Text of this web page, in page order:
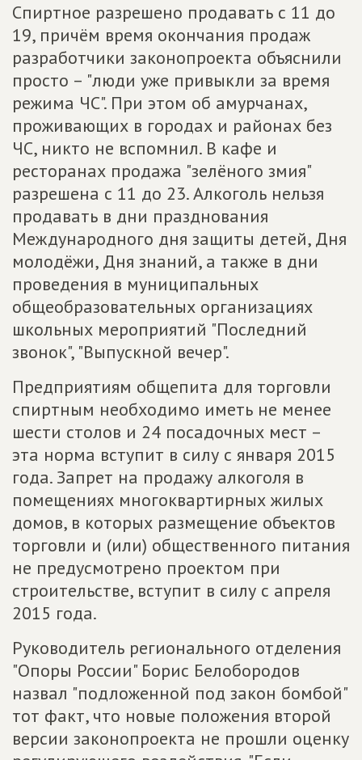
Спиртное разрешено продавать с 11 до
19, причём время окончания продаж
разработчики законопроекта объяснили
просто – "люди уже привыкли за время
режима ЧС". При этом об амурчанах,
проживающих в городах и районах без
ЧС, никто не вспомнил. В кафе и
ресторанах продажа "зелёного змия"
разрешена с 11 до 23. Алкоголь нельзя
продавать в дни празднования
Международного дня защиты детей, Дня
молодёжи, Дня знаний, а также в дни
проведения в муниципальных
общеобразовательных организациях
школьных мероприятий "Последний
звонок", "Выпускной вечер".
Предприятиям общепита для торговли
спиртным необходимо иметь не менее
шести столов и 24 посадочных мест –
эта норма вступит в силу с января 2015
года. Запрет на продажу алкоголя в
помещениях многоквартирных жилых
домов, в которых размещение объектов
торговли и (или) общественного питания
не предусмотрено проектом при
строительстве, вступит в силу с апреля
2015 года.
Руководитель регионального отделения
"Опоры России" Борис Белобородов
назвал "подложенной под закон бомбой"
тот факт, что новые положения второй
версии законопроекта не прошли оценку